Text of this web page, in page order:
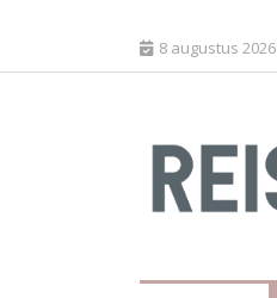
8 augustus 2026